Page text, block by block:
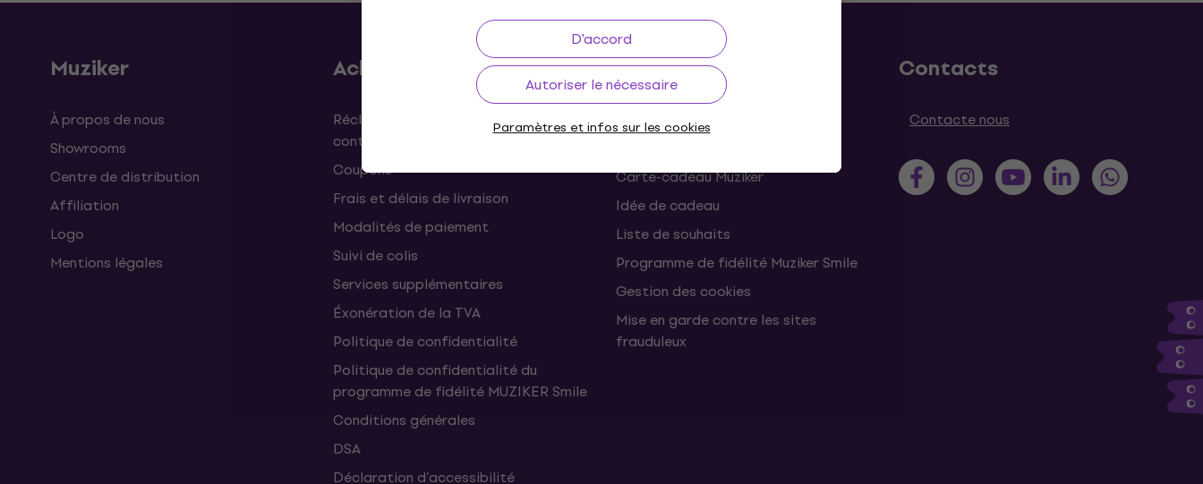
D'accord
Autoriser le nécessaire
Paramètres et infos sur les cookies
Muziker
À propos de nous
Showrooms
Centre de distribution
Affiliation
Logo
Mentions légales
Achat
Réclamations et rétractations du
contrat
Coupons
Frais et délais de livraison
Modalités de paiement
Suivi de colis
Services supplémentaires
Éxonération de la TVA
Politique de confidentialité
Politique de confidentialité du
programme de fidélité MUZIKER Smile
Conditions générales
DSA
Déclaration d’accessibilité
Utile
FAQ - Foire Aux Questions
Carte-cadeau Muziker
Idée de cadeau
Liste de souhaits
Programme de fidélité Muziker Smile
Gestion des cookies
Mise en garde contre les sites
frauduleux
Contacts
Contacte nous